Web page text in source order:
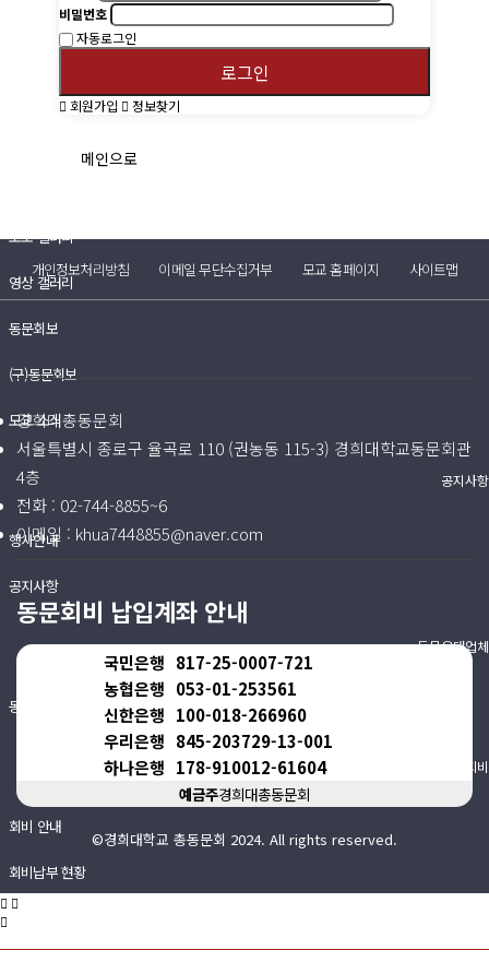
총동문회 뉴스
산하단체 뉴스
포토 갤러리
영상 갤러리
동문회보
(구)동문회보
모교 소식
공지사항
행사안내
공지사항
동문우대업체
동문우대업체
동문회비
회비 안내
회비납부 현황
비밀번호
자동로그인
로그인
회원가입 정보찾기
메인으로
개인정보처리방침 이메일 무단수집거부 모교 홈페이지 사이트맵
경희대총동문회
서울특별시 종로구 율곡로 110 (권농동 115-3) 경희대학교동문회관
4층
전화 : 02-744-8855~6
이메일 : khua7448855@naver.com
동문회비 납입계좌 안내
국민은행 817-25-0007-721
농협은행 053-01-253561
신한은행 100-018-266960
우리은행 845-203729-13-001
하나은행 178-910012-61604
예금주경희대총동문회
©경희대학교 총동문회 2024. All rights reserved.